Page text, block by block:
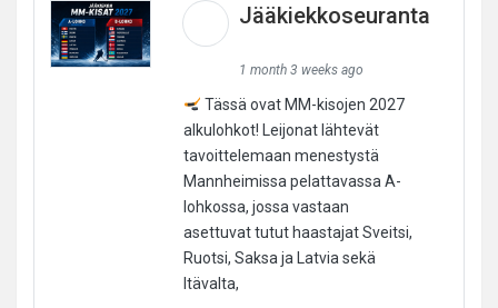
Jääkiekkoseuranta
1 month 3 weeks ago
Tässä ovat MM-kisojen 2027
alkulohkot! Leijonat lähtevät
tavoittelemaan menestystä
Mannheimissa pelattavassa A-
lohkossa, jossa vastaan
asettuvat tutut haastajat Sveitsi,
Ruotsi, Saksa ja Latvia sekä
Itävalta,